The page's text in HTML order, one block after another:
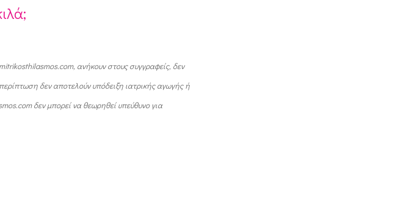
ανήκουν στους συγγραφείς, δεν
δεν αποτελούν υπόδειξη ιατρικής αγωγής ή
δεν μπορεί να θεωρηθεί υπεύθυνο για